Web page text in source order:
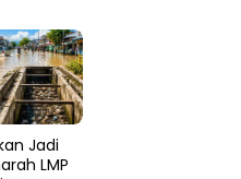
Jadi
LMP